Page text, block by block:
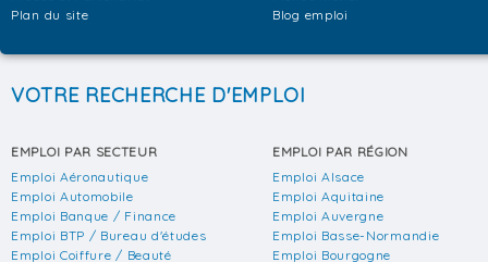
Plan du site
Blog emploi
VOTRE RECHERCHE D'EMPLOI
EMPLOI PAR SECTEUR
Emploi Aéronautique
Emploi Automobile
Emploi Banque / Finance
Emploi BTP / Bureau d'études
Emploi Coiffure / Beauté
EMPLOI PAR RÉGION
Emploi Alsace
Emploi Aquitaine
Emploi Auvergne
Emploi Basse-Normandie
Emploi Bourgogne